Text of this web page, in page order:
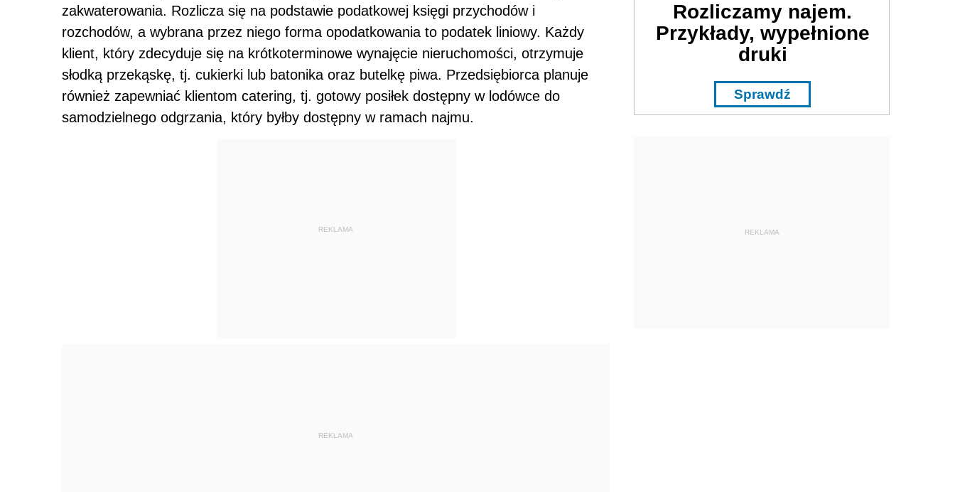
zakwaterowania. Rozlicza się na podstawie podatkowej księgi przychodów i
rozchodów, a wybrana przez niego forma opodatkowania to podatek liniowy. Każdy
klient, który zdecyduje się na krótkoterminowe wynajęcie nieruchomości, otrzymuje
słodką przekąskę, tj. cukierki lub batonika oraz butelkę piwa. Przedsiębiorca planuje
również zapewniać klientom catering, tj. gotowy posiłek dostępny w lodówce do
samodzielnego odgrzania, który byłby dostępny w ramach najmu.
REKLAMA
Rozliczamy najem.
Przykłady, wypełnione
druki
Sprawdź
REKLAMA